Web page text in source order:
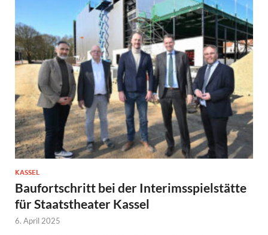
KASSEL
Baufortschritt bei der Interimsspielstätte
für Staatstheater Kassel
6. April 2025